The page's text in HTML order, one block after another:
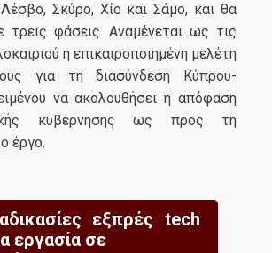
Σκύρο, Χίο και Σάμο, και θα
τρεις φάσεις. Αναμένεται ως τις
η επικαιροποιημένη μελέτη
για τη διασύνδεση Κύπρου-
να ακολουθήσει η απόφαση
κυβέρνησης ως προς τη
έργο.
εξπρές tech
εργασία σε